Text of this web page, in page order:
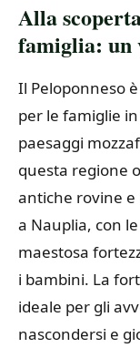
Alla
famiglia: un
Il Peloponneso
per le famiglie
paesaggi
questa regione
antiche rovine
a Nauplia, con
maestosa
i bambini. La
ideale per gli
nascondersi e